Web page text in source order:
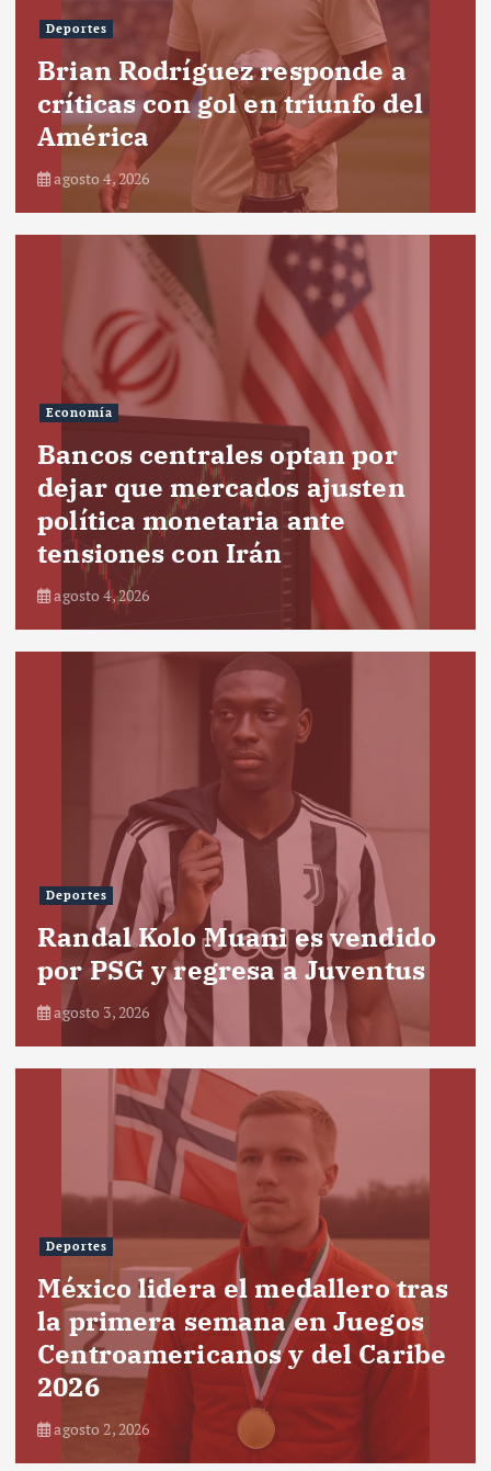
Deportes
Brian Rodríguez responde a
críticas con gol en triunfo del
América
agosto 4, 2026
Economía
Bancos centrales optan por
dejar que mercados ajusten
política monetaria ante
tensiones con Irán
agosto 4, 2026
Deportes
Randal Kolo Muani es vendido
por PSG y regresa a Juventus
agosto 3, 2026
Deportes
México lidera el medallero tras
la primera semana en Juegos
Centroamericanos y del Caribe
2026
agosto 2, 2026